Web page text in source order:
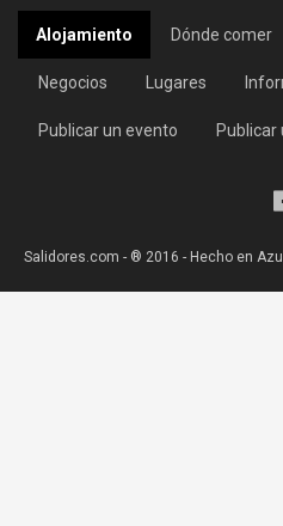
Alojamiento Dónde comer
Negocios Lugares
Publicar un evento Publicar
Salidores.com - ® 2016 - Hecho en